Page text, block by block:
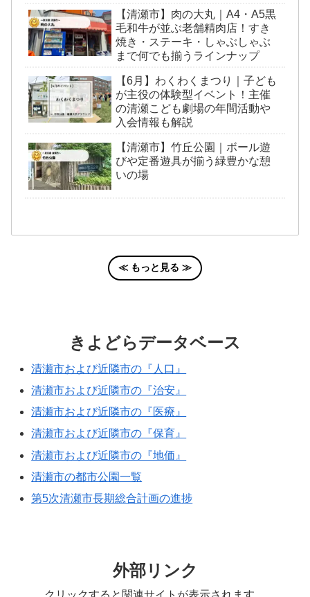
【清瀬市】肉の大丸｜A4・A5黒
毛和牛が並ぶ老舗精肉店！すき
焼き・ステーキ・しゃぶしゃぶ
まで何でも揃うラインナップ
【6月】わくわくまつり｜子ども
が主役の体験型イベント！主催
の清瀬こども劇場の年間活動や
入会情報も解説
【清瀬市】竹丘公園｜ボール遊
びや定番遊具が揃う緑豊かな憩
いの場
≪ もっと見る ≫
きよどらデータベース
清瀬市および近隣市の『人口』
清瀬市および近隣市の『治安』
清瀬市および近隣市の『医療』
清瀬市および近隣市の『保育』
清瀬市および近隣市の『地価』
清瀬市の都市公園一覧
第5次清瀬市長期総合計画の進捗
外部リンク
クリックすると関連サイトが表示されます。